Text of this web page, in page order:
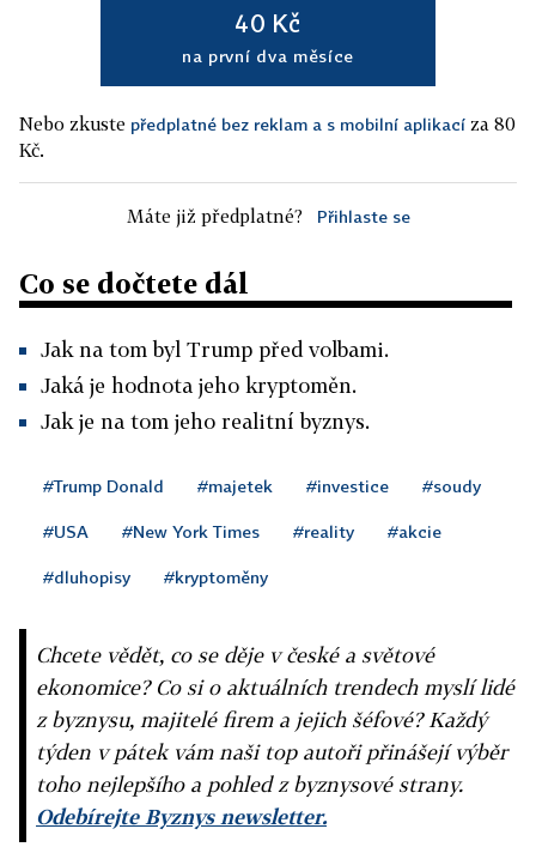
40 Kč
na první dva měsíce
Nebo zkuste předplatné bez reklam a s mobilní aplikací za 80
Kč.
Máte již předplatné? Přihlaste se
Co se dočtete dál
Jak na tom byl Trump před volbami.
Jaká je hodnota jeho kryptoměn.
Jak je na tom jeho realitní byznys.
#Trump Donald #majetek #investice #soudy
#USA #New York Times #reality #akcie
#dluhopisy #kryptoměny
Chcete vědět, co se děje v české a světové
ekonomice? Co si o aktuálních trendech myslí lidé
z byznysu, majitelé firem a jejich šéfové? Každý
týden v pátek vám naši top autoři přinášejí výběr
toho nejlepšího a pohled z byznysové strany.
Odebírejte Byznys newsletter.